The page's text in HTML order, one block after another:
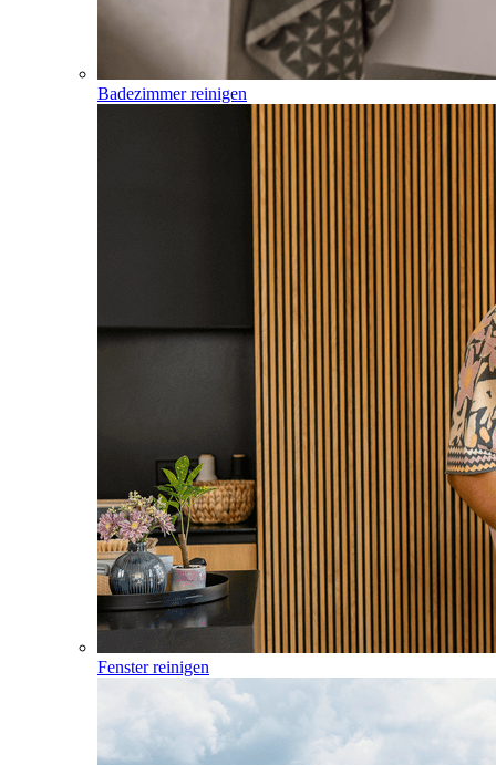
Badezimmer reinigen
Fenster reinigen